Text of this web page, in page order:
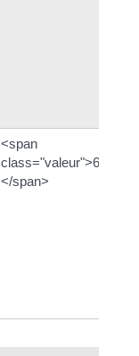
<span
class="valeur">6,95 %
</span>